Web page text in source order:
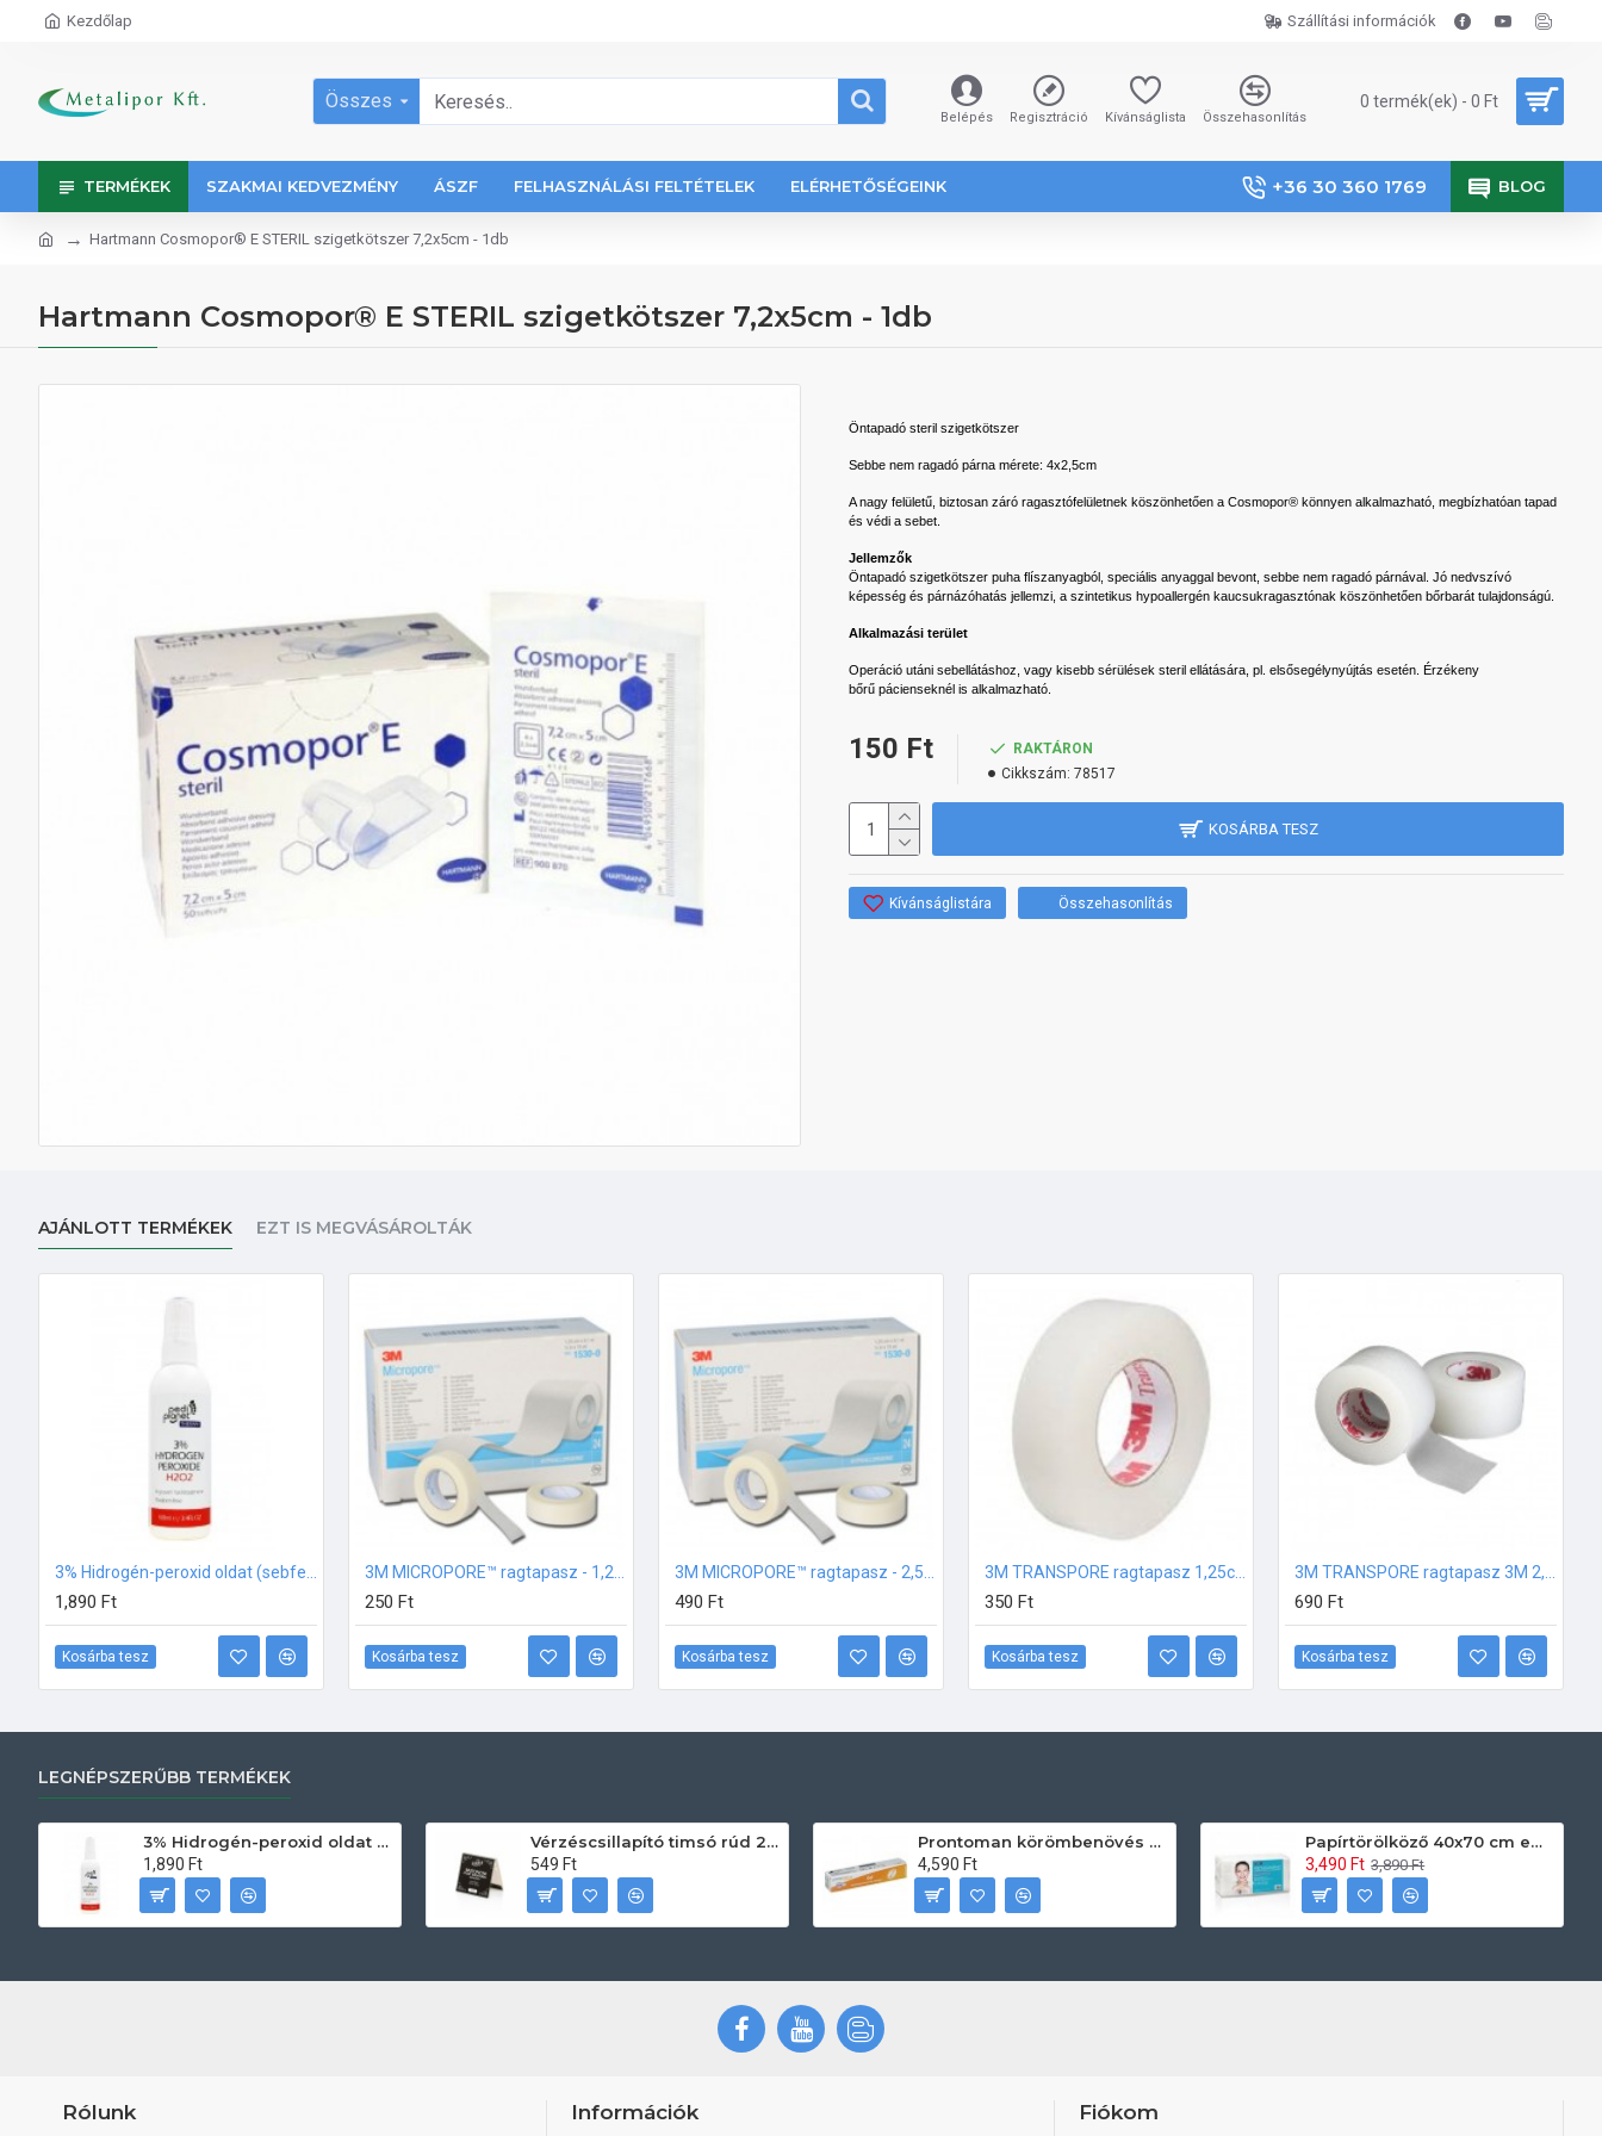
Kezdőlap Szállítási információk
Összes
Belépés Regisztráció Kívánságlista Összehasonlítás
0 termék(ek) - 0 Ft
TERMÉKEK SZAKMAI KEDVEZMÉNY ÁSZF FELHASZNÁLÁSI FELTÉTELEK ELÉRHETŐSÉGEINK +36 30 360 1769 BLOG
Hartmann Cosmopor® E STERIL szigetkötszer 7,2x5cm - 1db
Hartmann Cosmopor® E STERIL szigetkötszer 7,2x5cm - 1db
Öntapadó steril szigetkötszer
Sebbe nem ragadó párna mérete: 4x2,5cm
A nagy felületű, biztosan záró ragasztófelületnek köszönhetően a Cosmopor® könnyen alkalmazható, megbízhatóan tapad
és védi a sebet.
Jellemzők
Öntapadó szigetkötszer puha flíszanyagból, speciális anyaggal bevont, sebbe nem ragadó párnával. Jó nedvszívó
képesség és párnázóhatás jellemzi, a szintetikus hypoallergén kaucsukragasztónak köszönhetően bőrbarát tulajdonságú.
Alkalmazási terület
Operáció utáni sebellátáshoz, vagy kisebb sérülések steril ellátására, pl. elsősegélynyújtás esetén. Érzékeny
bőrű pácienseknél is alkalmazható.
150 Ft
RAKTÁRON
Cikkszám: 78517
KOSÁRBA TESZ
Kívánságlistára Összehasonlítás
AJÁNLOTT TERMÉKEK EZT IS MEGVÁSÁROLTÁK
1,890 Ft
Kosárba tesz
250 Ft
Kosárba tesz
490 Ft
Kosárba tesz
350 Ft
Kosárba tesz
690 Ft
Kosárba tesz
LEGNÉPSZERŰBB TERMÉKEK
3% Hidrogén-peroxid oldat (sebfertőtlenítő) 100ml
1,890 Ft
Vérzéscsillapító timsó rúd 20db
549 Ft
Prontoman körömbenövés kezelő gél tamponáláshoz 20 ml
4,590 Ft
Papírtörölköző 40x70 cm egyszerhasználatos 60db/csomag
3,490 Ft 3,890 Ft
Rólunk Információk Fiókom